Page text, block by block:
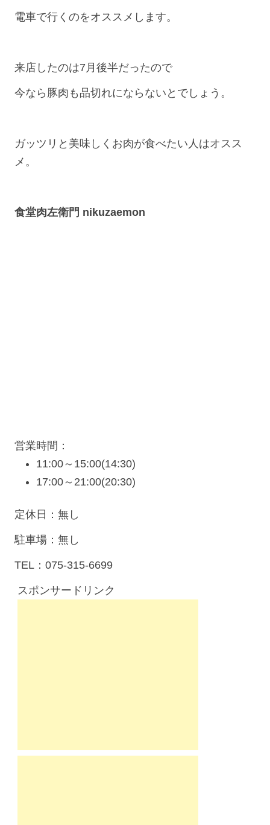
電車で行くのをオススメします。
来店したのは7月後半だったので
今なら豚肉も品切れにならないとでしょう。
ガッツリと美味しくお肉が食べたい人はオスス
メ。
食堂肉左衛門 nikuzaemon
営業時間：
11:00～15:00(14:30)
17:00～21:00(20:30)
定休日：無し
駐車場：無し
TEL：075-315-6699
スポンサードリンク